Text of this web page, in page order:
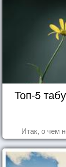
Топ-5
Итак, о чем